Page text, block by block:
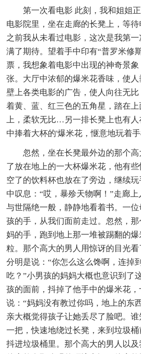
第一次看电影 此刻，我和姐姐正
电影院里，坐在走廊的长凳上，等待
之前我从未看过电影，这次是我第
满了期待。望着手中印有“普罗米修
票，我想象着电影中出现的神奇景
张。大厅中浓郁的爆米花香味，使
壁上各类电影的广告，使人向往无
着黄、蓝、红三色的五角星，踏在
上，柔软无比…另一排长凳上也有人
中捧着大杯的'爆米花，惬意地玩着手
忽然，坐在长凳最外边的那个高
了放在地上的一大杯爆米花，他有
空了的饮料杯也放在了旁边，继续
中叹息：“哎，暴殄天物啊！”走廊
与世隔绝一般，静静地看着书。一
孩的手，从我们面前走过。忽然，
妈的手，跑到地上那一堆被踢翻的
粒。那个高大的男人用惊讶的目光
分明是说：“你怎么这么馋啊，连掉
吃？”小男孩的妈妈大概也意识到了
孩的面前，抖掉了他手中的爆米花
说：“妈妈没有教过你吗，地上的东
亲大概觉得孩子让她丢尽了脸吧。
一把，快速地绕过长凳，来到垃圾
抖进垃圾桶里。那个高大的男人以及